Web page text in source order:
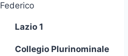
Federico
Lazio 1
Collegio Plurinominale